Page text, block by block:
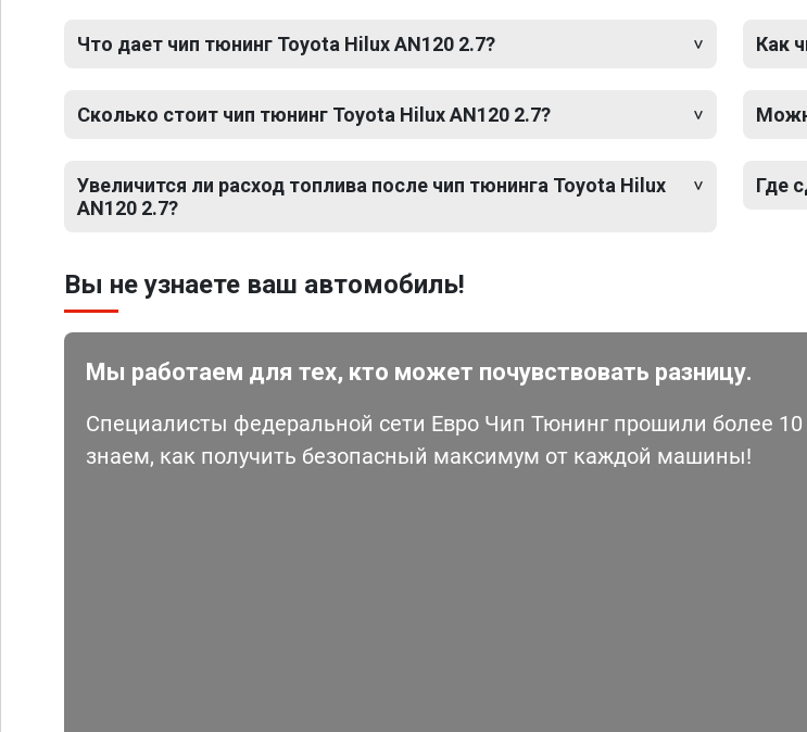
Что дает чип тюнинг Toyota Hilux AN120 2.7?
Сколько стоит чип тюнинг Toyota Hilux AN120 2.7?
Увеличится ли расход топлива после чип тюнинга Toyota Hilux
AN120 2.7?
Как
Где
Вы не узнаете ваш автомобиль!
Мы работаем для тех, кто может почувствовать разницу.
Специалисты федеральной сети Евро Чип Тюнинг прошили более
знаем, как получить безопасный максимум от каждой машины!